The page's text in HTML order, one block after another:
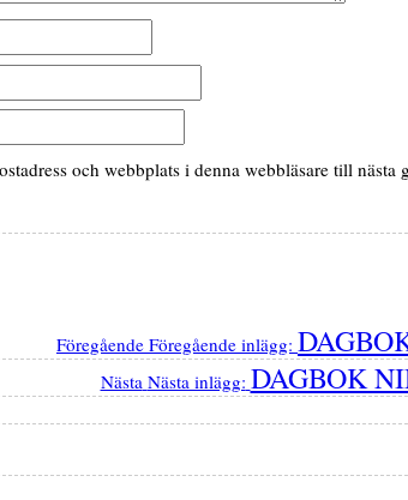
och webbplats i denna webbläsare till nästa
Föregående Föregående inlägg:
Nästa Nästa inlägg: DAGBOK